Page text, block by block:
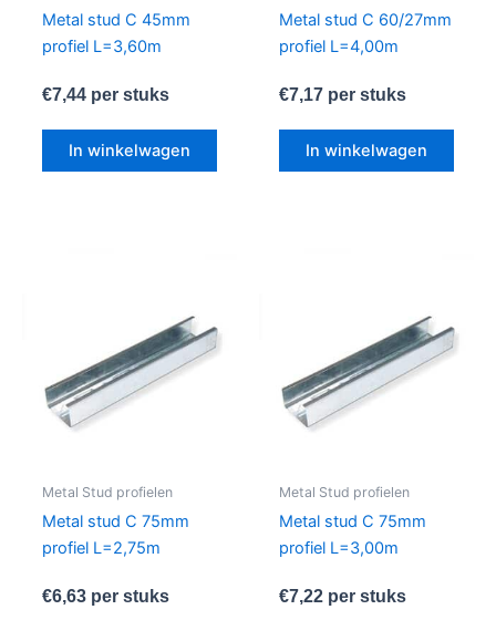
Metal stud C 45mm
profiel L=3,60m
€7,44per stuks
In winkelwagen
Metal stud C 60/27mm
profiel L=4,00m
€7,17per stuks
In winkelwagen
Metal Stud profielen
Metal stud C 75mm
profiel L=2,75m
€6,63per stuks
Metal Stud profielen
Metal stud C 75mm
profiel L=3,00m
€7,22per stuks